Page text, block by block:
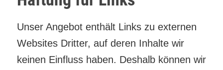
Unser Angebot enthält Links zu externen
Websites Dritter, auf deren Inhalte wir
keinen Einfluss haben. Deshalb können wir